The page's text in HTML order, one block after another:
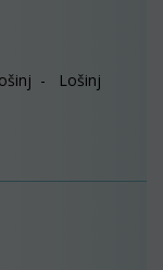
- Lošinj